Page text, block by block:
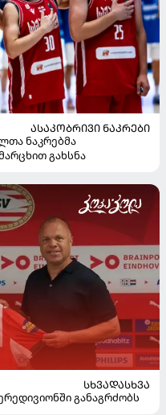
ᲐᲡᲐᲙᲝᲑᲠᲘᲕᲘ ᲜᲐᲙᲠᲔᲑᲘ
ნაკრებმა
გახსნა
ᲡᲮᲕᲐᲓᲐᲡᲮᲕᲐ
განაგრძობს